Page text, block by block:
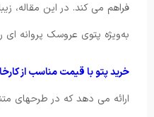
فراهم می کند. در این مقاله،
به‌ویژه پتوی عروسک پروانه‌ ای
خرید پتو با قیمت مناسب از
ارائه می دهد که در طرحهای